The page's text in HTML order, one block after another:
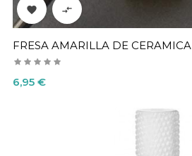
 
FRESA AMARILLA DE CERAMICA
Precio
6,95 €